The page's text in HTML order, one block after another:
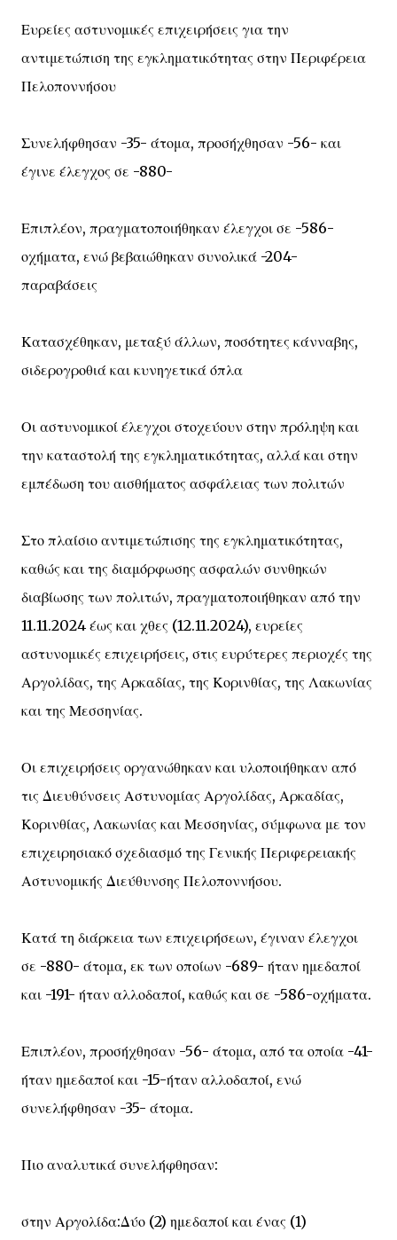
Ευρείες αστυνομικές επιχειρήσεις για την
αντιμετώπιση της εγκληματικότητας στην Περιφέρεια
Πελοποννήσου
Συνελήφθησαν -35- άτομα, προσήχθησαν -56- και
έγινε έλεγχος σε -880-
Επιπλέον, πραγματοποιήθηκαν έλεγχοι σε -586-
οχήματα, ενώ βεβαιώθηκαν συνολικά -204-
παραβάσεις
Κατασχέθηκαν, μεταξύ άλλων, ποσότητες κάνναβης,
σιδερογροθιά και κυνηγετικά όπλα
Οι αστυνομικοί έλεγχοι στοχεύουν στην πρόληψη και
την καταστολή της εγκληματικότητας, αλλά και στην
εμπέδωση του αισθήματος ασφάλειας των πολιτών
Στο πλαίσιο αντιμετώπισης της εγκληματικότητας,
καθώς και της διαμόρφωσης ασφαλών συνθηκών
διαβίωσης των πολιτών, πραγματοποιήθηκαν από την
11.11.2024 έως και χθες (12.11.2024), ευρείες
αστυνομικές επιχειρήσεις, στις ευρύτερες περιοχές της
Αργολίδας, της Αρκαδίας, της Κορινθίας, της Λακωνίας
και της Μεσσηνίας.
Οι επιχειρήσεις οργανώθηκαν και υλοποιήθηκαν από
τις Διευθύνσεις Αστυνομίας Αργολίδας, Αρκαδίας,
Κορινθίας, Λακωνίας και Μεσσηνίας, σύμφωνα με τον
επιχειρησιακό σχεδιασμό της Γενικής Περιφερειακής
Αστυνομικής Διεύθυνσης Πελοποννήσου.
Κατά τη διάρκεια των επιχειρήσεων, έγιναν έλεγχοι
σε -880- άτομα, εκ των οποίων -689- ήταν ημεδαποί
και -191- ήταν αλλοδαποί, καθώς και σε -586-οχήματα.
Επιπλέον, προσήχθησαν -56- άτομα, από τα οποία -41-
ήταν ημεδαποί και -15-ήταν αλλοδαποί, ενώ
συνελήφθησαν -35- άτομα.
Πιο αναλυτικά συνελήφθησαν:
στην Αργολίδα:Δύο (2) ημεδαποί και ένας (1)